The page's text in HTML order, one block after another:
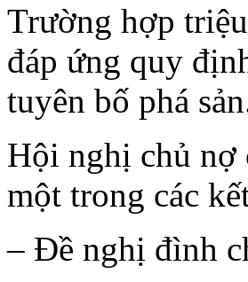
Trường hợp
đáp ứng quy
tuyên bố phá
Hội nghị chủ nợ
một trong các
– Đề nghị đình